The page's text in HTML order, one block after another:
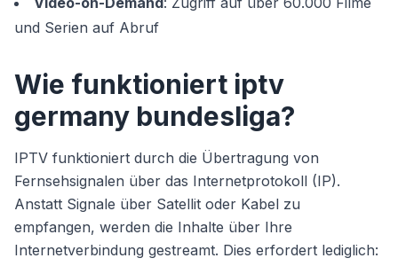
und Serien auf Abruf
Wie funktioniert iptv
germany bundesliga?
IPTV funktioniert durch die Übertragung von
Fernsehsignalen über das Internetprotokoll (IP).
Anstatt Signale über Satellit oder Kabel zu
empfangen, werden die Inhalte über Ihre
Internetverbindung gestreamt. Dies erfordert lediglich: